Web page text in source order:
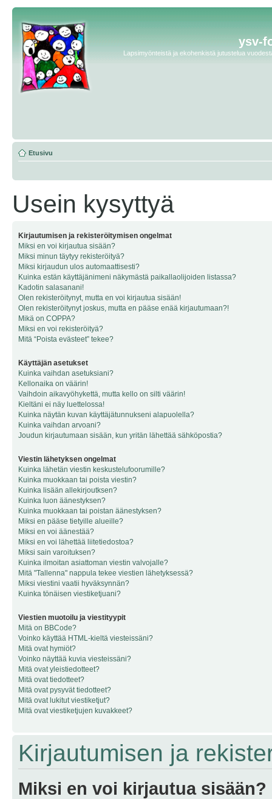
ysv-
Lapsimyönteistä ja ekohenkistä jutustelua
Etusivu
Usein kysyttyä
Kirjautumisen ja rekisteröitymisen ongelmat
Miksi en voi kirjautua sisään?
Miksi minun täytyy rekisteröityä?
Miksi kirjaudun ulos automaattisesti?
Kuinka estän käyttäjänimeni näkymästä paikallaolijoiden listassa?
Kadotin salasanani!
Olen rekisteröitynyt, mutta en voi kirjautua sisään!
Olen rekisteröitynyt joskus, mutta en pääse enää kirjautumaan?!
Mikä on COPPA?
Miksi en voi rekisteröityä?
Mitä “Poista evästeet” tekee?
Käyttäjän asetukset
Kuinka vaihdan asetuksiani?
Kellonaika on väärin!
Vaihdoin aikavyöhykettä, mutta kello on silti väärin!
Kieltäni ei näy luettelossa!
Kuinka näytän kuvan käyttäjätunnukseni alapuolella?
Kuinka vaihdan arvoani?
Joudun kirjautumaan sisään, kun yritän lähettää sähköpostia?
Viestin lähetyksen ongelmat
Kuinka lähetän viestin keskustelufoorumille?
Kuinka muokkaan tai poista viestin?
Kuinka lisään allekirjoutksen?
Kuinka luon äänestyksen?
Kuinka muokkaan tai poistan äänestyksen?
Miksi en pääse tietyille alueille?
Miksi en voi äänestää?
Miksi en voi lähettää liitetiedostoa?
Miksi sain varoituksen?
Kuinka ilmoitan asiattoman viestin valvojalle?
Mitä "Tallenna" nappula tekee viestien lähetyksessä?
Miksi viestini vaatii hyväksynnän?
Kuinka tönäisen viestiketjuani?
Viestien muotoilu ja viestityypit
Mitä on BBCode?
Voinko käyttää HTML-kieltä viesteissäni?
Mitä ovat hymiöt?
Voinko näyttää kuvia viesteissäni?
Mitä ovat yleistiedotteet?
Mitä ovat tiedotteet?
Mitä ovat pysyvät tiedotteet?
Mitä ovat lukitut viestiketjut?
Mitä ovat viestiketjujen kuvakkeet?
Kirjautumisen ja
Miksi en voi kirjautua sisään?